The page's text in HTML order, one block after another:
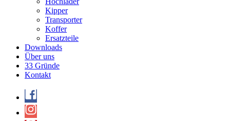
Kipper
Transporter
Koffer
Ersatzteile
Downloads
Über uns
33 Gründe
Kontakt